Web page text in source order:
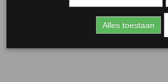
Alles toestaan